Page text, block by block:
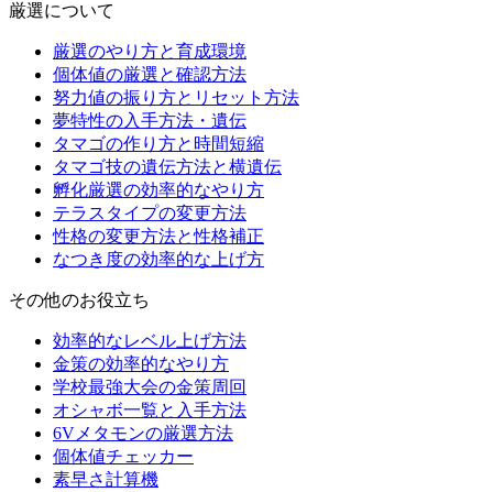
厳選について
厳選のやり方と育成環境
個体値の厳選と確認方法
努力値の振り方とリセット方法
夢特性の入手方法・遺伝
タマゴの作り方と時間短縮
タマゴ技の遺伝方法と横遺伝
孵化厳選の効率的なやり方
テラスタイプの変更方法
性格の変更方法と性格補正
なつき度の効率的な上げ方
その他のお役立ち
効率的なレベル上げ方法
金策の効率的なやり方
学校最強大会の金策周回
オシャボ一覧と入手方法
6Vメタモンの厳選方法
個体値チェッカー
素早さ計算機